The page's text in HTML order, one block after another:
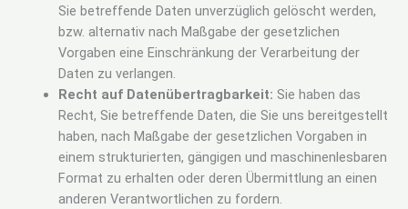
Sie betreffende Daten unverzüglich gelöscht werden,
bzw. alternativ nach Maßgabe der gesetzlichen
Vorgaben eine Einschränkung der Verarbeitung der
Daten zu verlangen.
Recht auf Datenübertragbarkeit: Sie haben das
Recht, Sie betreffende Daten, die Sie uns bereitgestellt
haben, nach Maßgabe der gesetzlichen Vorgaben in
einem strukturierten, gängigen und maschinenlesbaren
Format zu erhalten oder deren Übermittlung an einen
anderen Verantwortlichen zu fordern.